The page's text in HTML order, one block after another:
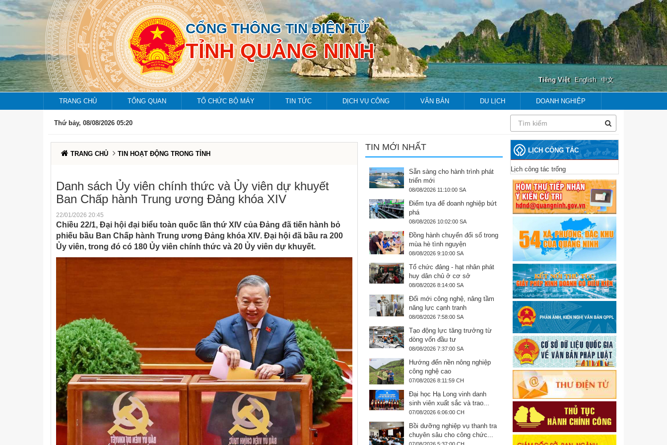
next
CỔNG THÔNG TIN ĐIỆN TỬ
TỈNH QUẢNG NINH
Tiếng Việt English 中文
TRANG CHỦ TỔNG QUAN TỔ CHỨC BỘ MÁY TIN TỨC DỊCH VỤ CÔNG VĂN BẢN DU LỊCH DOANH NGHIỆP
Thứ bảy, 08/08/2026 05:20
TRANG CHỦ TIN HOẠT ĐỘNG TRONG TỈNH
Danh sách Ủy viên chính thức và Ủy viên dự khuyết
Ban Chấp hành Trung ương Đảng khóa XIV
22/01/2026 20:45
Chiều 22/1, Đại hội đại biểu toàn quốc lần thứ XIV của Đảng đã tiến hành bỏ
phiếu bầu Ban Chấp hành Trung ương Đảng khóa XIV. Đại hội đã bầu ra 200
Ủy viên, trong đó có 180 Ủy viên chính thức và 20 Ủy viên dự khuyết.
TIN MỚI NHẤT
Sẵn sàng cho hành trình phát
triển mới
08/08/2026 11:10:00 SA
Điểm tựa để doanh nghiệp bứt
phá
08/08/2026 10:02:00 SA
Đồng hành chuyển đổi số trong
mùa hè tình nguyện
08/08/2026 9:10:00 SA
Tổ chức đảng - hạt nhân phát
huy dân chủ ở cơ sở
08/08/2026 8:14:00 SA
Đổi mới công nghệ, nâng tầm
năng lực cạnh tranh
08/08/2026 7:58:00 SA
Tạo động lực tăng trưởng từ
dòng vốn đầu tư
08/08/2026 7:37:00 SA
Hướng đến nền nông nghiệp
công nghệ cao
07/08/2026 8:11:59 CH
Đại học Hạ Long vinh danh
sinh viên xuất sắc và trao...
07/08/2026 6:06:00 CH
Bồi dưỡng nghiệp vụ thanh tra
chuyên sâu cho công chức...
LỊCH CÔNG TÁC
Lịch công tác trống